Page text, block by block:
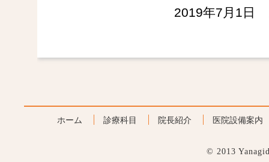
2019年7月1日
ホーム 診療科目 院長紹介 医院設備案内
© 2013